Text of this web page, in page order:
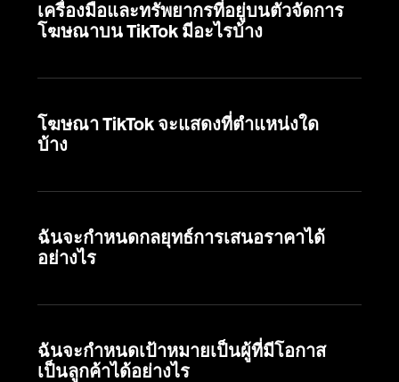
เครื่องมือและทรัพยากรที่อยู่บนตัวจัดการ
โฆษณาบน TikTok มีอะไรบ้าง
โฆษณา TikTok จะแสดงที่ตำแหน่งใด
บ้าง
ฉันจะกำหนดกลยุทธ์การเสนอราคาได้
อย่างไร
ฉันจะกำหนดเป้าหมายเป็นผู้ที่มีโอกาส
เป็นลูกค้าได้อย่างไร